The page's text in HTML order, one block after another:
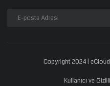
Copyright 2024 | eCloud
Kullanıcı ve